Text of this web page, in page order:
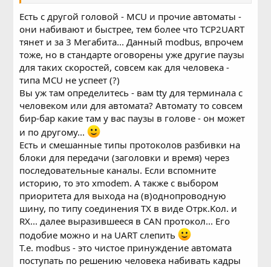
существуют контроллеры modbus работающие на
скоростях до 115200, там ждать одну миллисекунду,
просто терять время
Есть с другой головой - MCU и прочие автоматы -
они набивают и быстрее, тем более что TCP2UART
тянет и за 3 Мегабита... Данный modbus, впрочем
тоже, но в стандарте оговорены уже другие паузы
для таких скоростей, совсем как для человека -
типа MCU не успеет (?)
Вы уж там определитесь - вам tty для терминала с
человеком или для автомата? Автомату то совсем
бир-бар какие там у вас паузы в голове - он может
и по другому...
Есть и смешанные типы протоколов разбивки на
блоки для передачи (заголовки и время) через
последовательные каналы. Если вспомните
историю, то это xmodem. А также с выбором
приоритета для выхода на (в)однопроводную
шину, по типу соединения TX в виде Oтрк.Kол. и
RX... далее выразившееся в CAN протокол... Его
подобие можно и на UART слепить
Т.е. modbus - это чистое принуждение автомата
поступать по решению человека набивать кадры